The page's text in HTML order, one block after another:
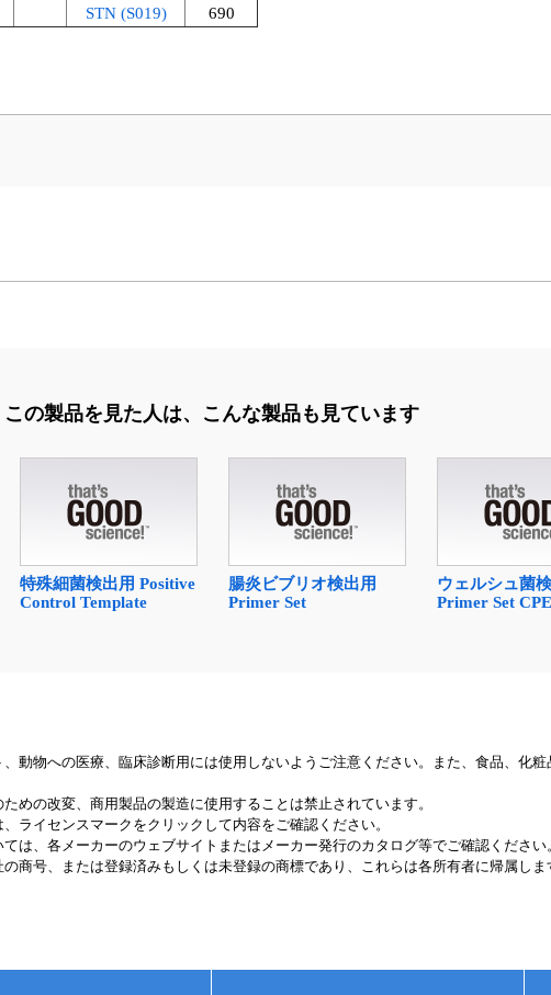
STN (S019)
690
この製品を見た人は、 こんな製品も見ています
特殊細菌検出用 Positive
Control Template
腸炎ビブリオ検出用
Primer Set
ウェルシュ菌
Primer Set
動物への医療、臨床診断用には使用しないようご注意ください。また、食品、化
めの改変、商用製品の製造に使用することは禁止されています。
ライセンスマークをクリックして内容をご確認ください。
は、各メーカーのウェブサイトまたはメーカー発行のカタログ等でご確認ください
商号、または登録済みもしくは未登録の商標であり、これらは各所有者に帰属しま